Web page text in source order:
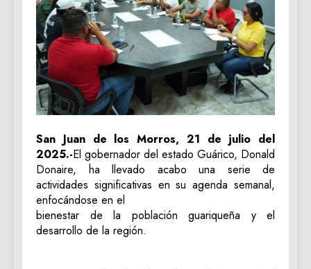
San Juan de los Morros, 21 de julio del
2025.-El gobernador del estado Guárico, Donald
Donaire, ha llevado acabo una serie de
actividades significativas en su agenda semanal,
enfocándose en el
bienestar de la población guariqueña y el
desarrollo de la región.